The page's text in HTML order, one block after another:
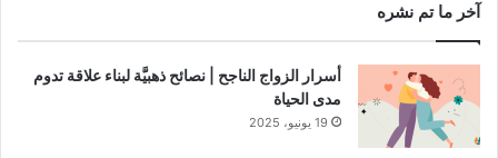
آخر ما تم نشره
أسرار الزواج الناجح | نصائح ذهبيَّة لبناء علاقة تدوم
مدى الحياة
19 يونيو، 2025